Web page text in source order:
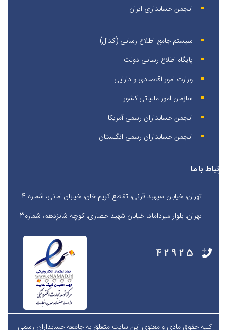
انجمن حسابداری ایران
سیستم جامع اطلاع رسانی (کدال)
پایگاه اطلاع رسانی دولت
وزارت امور اقتصادی و دارایی
سازمان امور مالیاتی کشور
انجمن حسابداران رسمی آمریکا
انجمن حسابداران رسمی انگلستان
ارتباط با ما
تهران، خیابان سپهبد قرنی، تقاطع کریم خان، خیابان امانی، شماره 4
تهران، بلوار میرداماد، خیابان شهید حصاری، کوچه شانزدهم، شماره3
42925
کلیه حقوق مادی و معنوی این سایت متعلق به جامعه حسابداران رسمی